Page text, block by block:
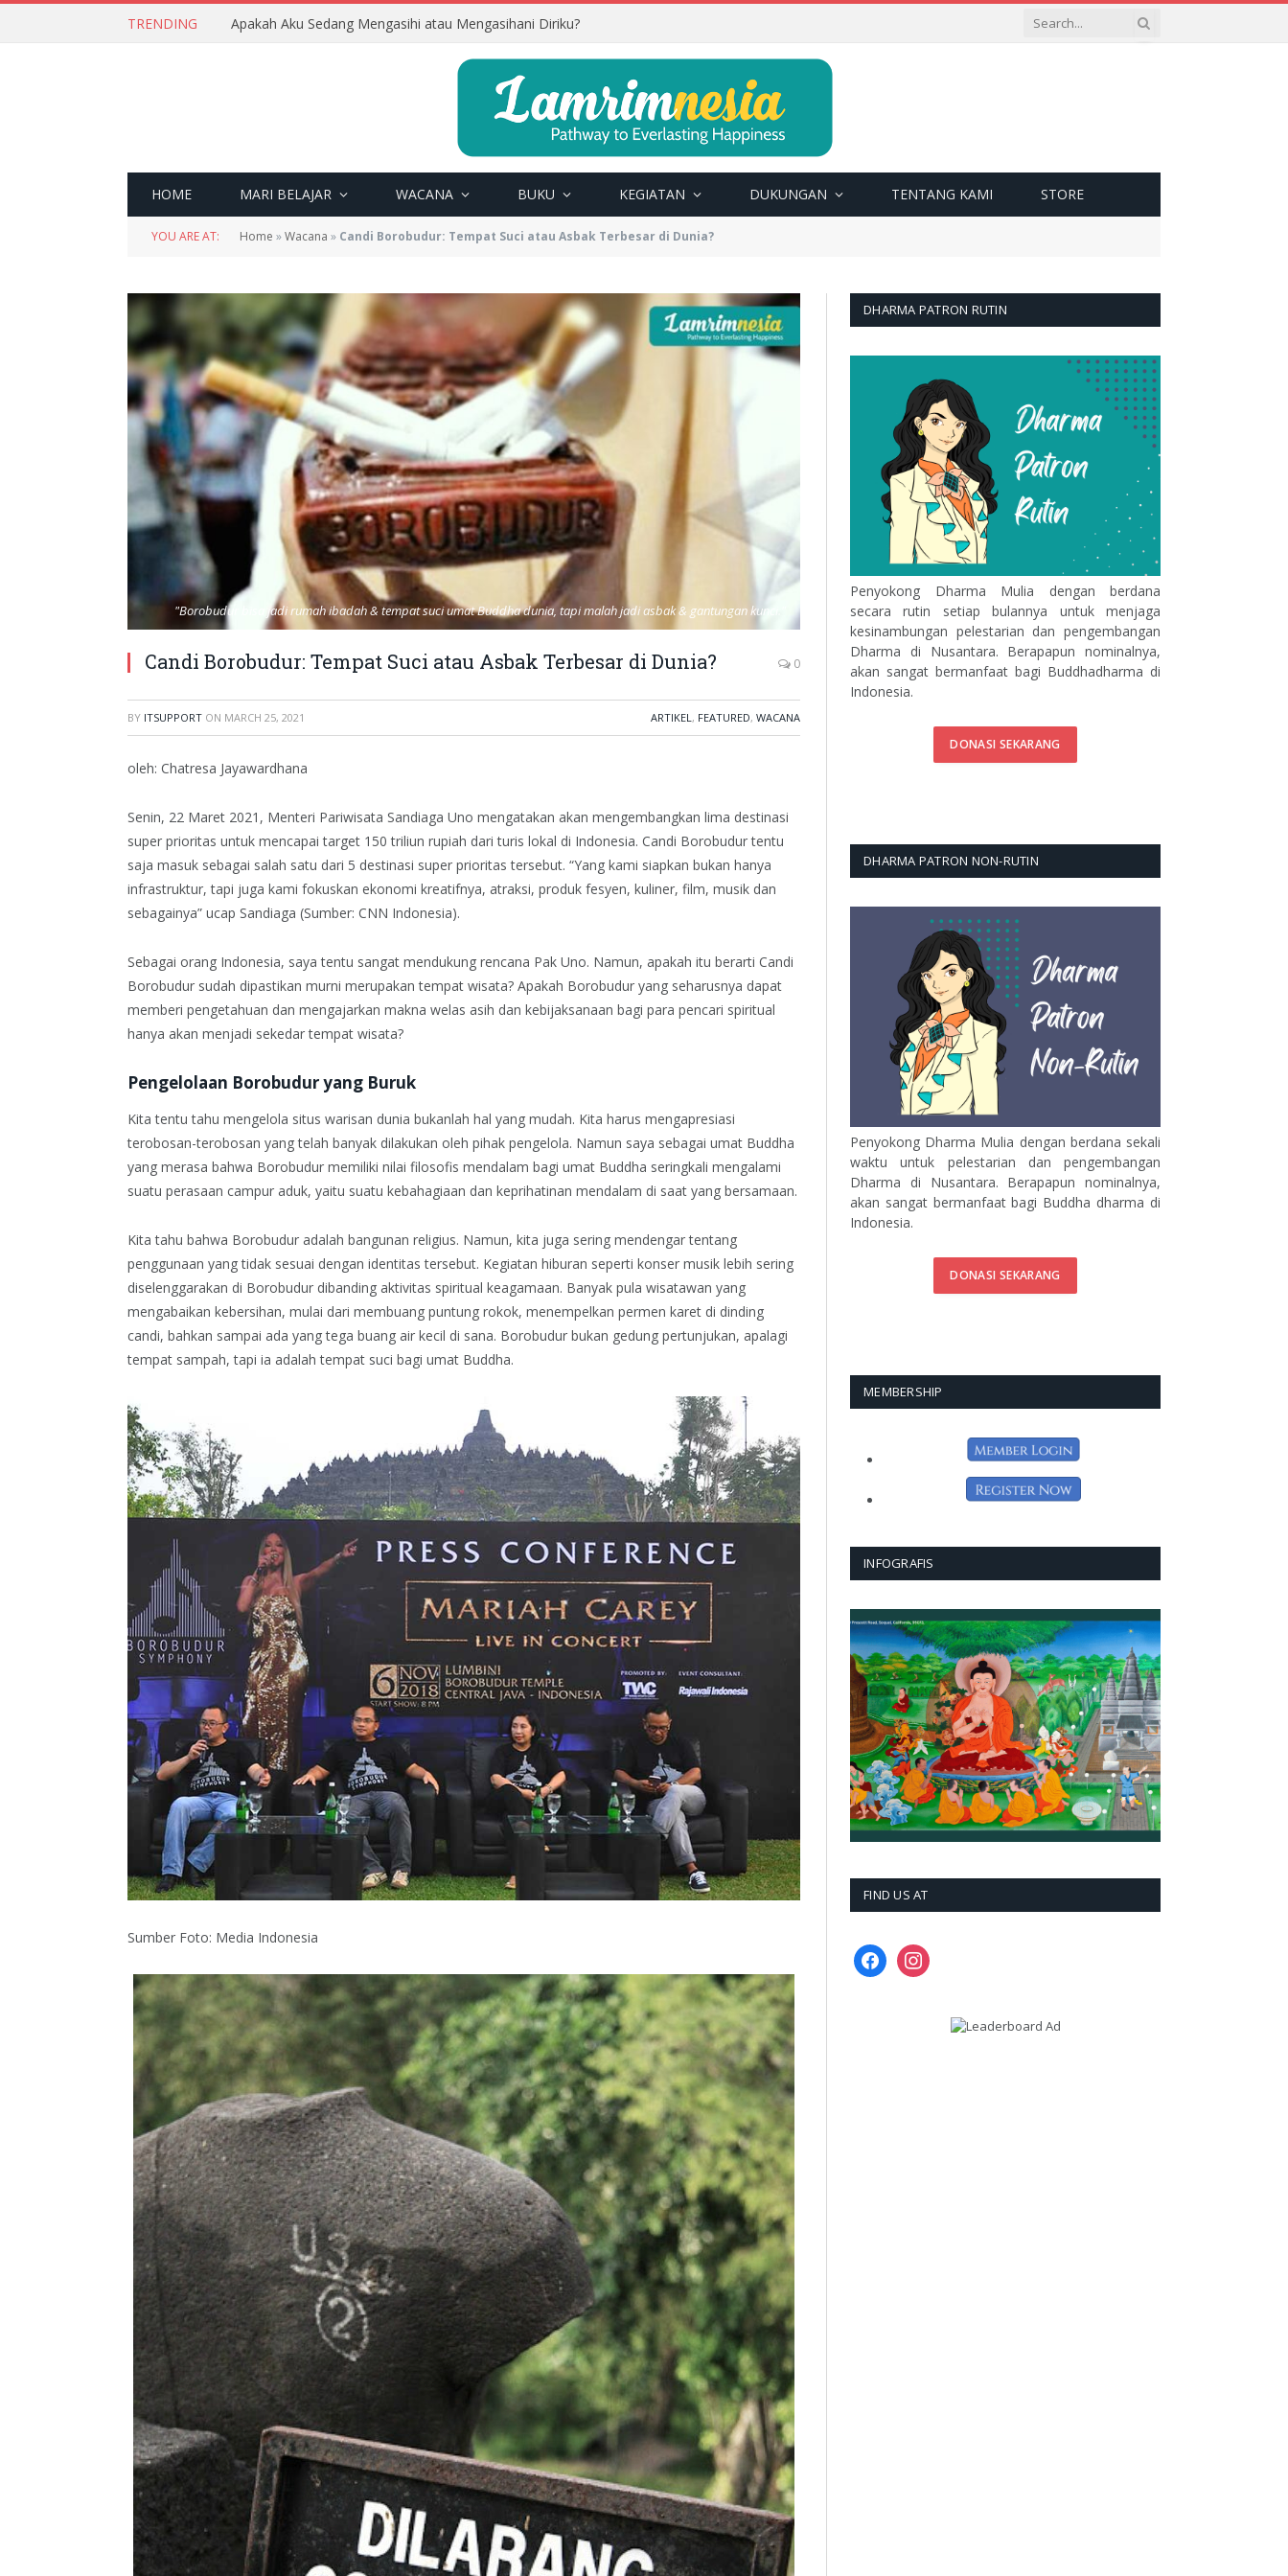
TRENDING Apakah Aku Sedang Mengasihi atau Mengasihani Diriku?
HOME MARI BELAJAR WACANA BUKU KEGIATAN DUKUNGAN TENTANG KAMI STORE
YOU ARE AT: Home »Wacana » Candi Borobudur: Tempat Suci atau Asbak Terbesar di Dunia?
"Borobudur bisa jadi rumah ibadah & tempat suci umat Buddha dunia, tapi malah jadi asbak & gantungan kunci."
Candi Borobudur: Tempat Suci atau Asbak Terbesar di Dunia? 0
BY ITSUPPORT ON MARCH 25, 2021 ARTIKEL, FEATURED, WACANA
oleh: Chatresa Jayawardhana
Senin, 22 Maret 2021, Menteri Pariwisata Sandiaga Uno mengatakan akan mengembangkan lima destinasi
super prioritas untuk mencapai target 150 triliun rupiah dari turis lokal di Indonesia. Candi Borobudur tentu
saja masuk sebagai salah satu dari 5 destinasi super prioritas tersebut. “Yang kami siapkan bukan hanya
infrastruktur, tapi juga kami fokuskan ekonomi kreatifnya, atraksi, produk fesyen, kuliner, film, musik dan
sebagainya” ucap Sandiaga (Sumber: CNN Indonesia).
Sebagai orang Indonesia, saya tentu sangat mendukung rencana Pak Uno. Namun, apakah itu berarti Candi
Borobudur sudah dipastikan murni merupakan tempat wisata? Apakah Borobudur yang seharusnya dapat
memberi pengetahuan dan mengajarkan makna welas asih dan kebijaksanaan bagi para pencari spiritual
hanya akan menjadi sekedar tempat wisata?
Pengelolaan Borobudur yang Buruk
Kita tentu tahu mengelola situs warisan dunia bukanlah hal yang mudah. Kita harus mengapresiasi
terobosan-terobosan yang telah banyak dilakukan oleh pihak pengelola. Namun saya sebagai umat Buddha
yang merasa bahwa Borobudur memiliki nilai filosofis mendalam bagi umat Buddha seringkali mengalami
suatu perasaan campur aduk, yaitu suatu kebahagiaan dan keprihatinan mendalam di saat yang bersamaan.
Kita tahu bahwa Borobudur adalah bangunan religius. Namun, kita juga sering mendengar tentang
penggunaan yang tidak sesuai dengan identitas tersebut. Kegiatan hiburan seperti konser musik lebih sering
diselenggarakan di Borobudur dibanding aktivitas spiritual keagamaan. Banyak pula wisatawan yang
mengabaikan kebersihan, mulai dari membuang puntung rokok, menempelkan permen karet di dinding
candi, bahkan sampai ada yang tega buang air kecil di sana. Borobudur bukan gedung pertunjukan, apalagi
tempat sampah, tapi ia adalah tempat suci bagi umat Buddha.
Sumber Foto: Media Indonesia
DHARMA PATRON RUTIN
Penyokong Dharma Mulia dengan berdana
secara rutin setiap bulannya untuk menjaga
kesinambungan pelestarian dan pengembangan
Dharma di Nusantara. Berapapun nominalnya,
akan sangat bermanfaat bagi Buddhadharma di
Indonesia.
DONASI SEKARANG
DHARMA PATRON NON-RUTIN
Penyokong Dharma Mulia dengan berdana sekali
waktu untuk pelestarian dan pengembangan
Dharma di Nusantara. Berapapun nominalnya,
akan sangat bermanfaat bagi Buddha dharma di
Indonesia.
DONASI SEKARANG
MEMBERSHIP
INFOGRAFIS
FIND US AT
facebookinstagram